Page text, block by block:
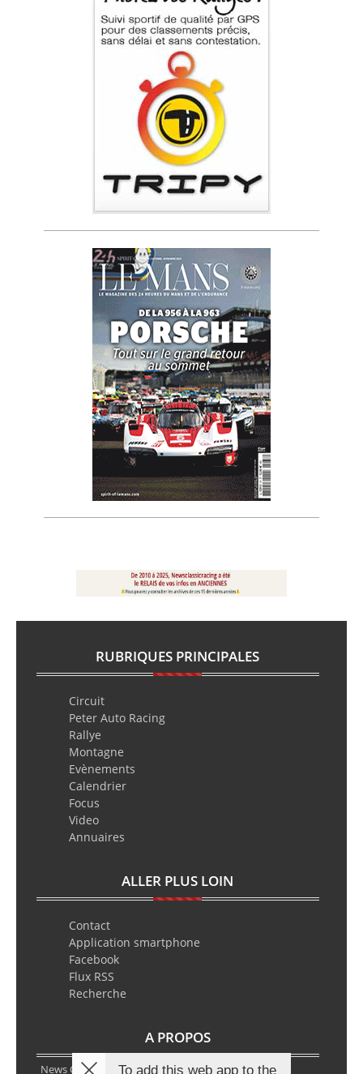
RUBRIQUES PRINCIPALES
Circuit
Peter Auto Racing
Rallye
Montagne
Evènements
Calendrier
Focus
Video
Annuaires
ALLER PLUS LOIN
Contact
Application smartphone
Facebook
Flux RSS
Recherche
A PROPOS
News Classic Racing est le portail de l’actualité du
To add this web app to the